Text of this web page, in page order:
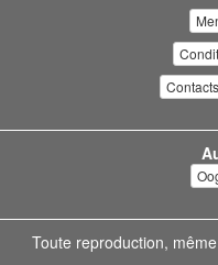
Contacts
Toute reproduction,